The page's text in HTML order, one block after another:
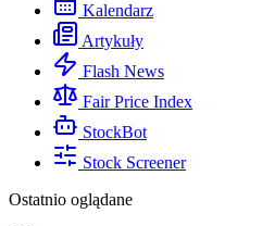
Kalendarz
Artykuły
Flash News
Fair Price Index
StockBot
Stock Screener
Ostatnio oglądane